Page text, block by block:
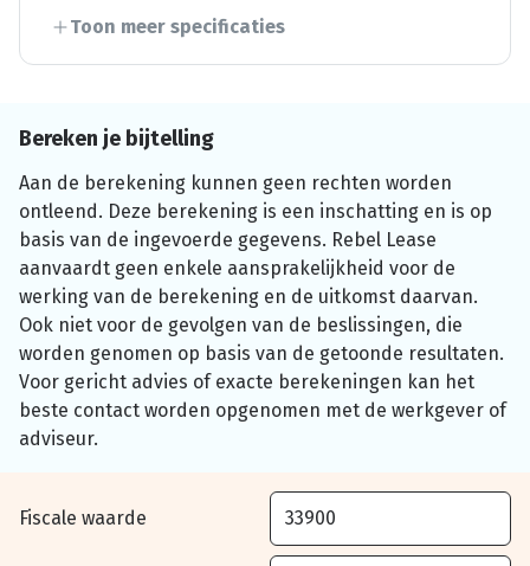
Toon meer specificaties
Bereken je bijtelling
Aan de berekening kunnen geen rechten worden
ontleend. Deze berekening is een inschatting en is op
basis van de ingevoerde gegevens. Rebel Lease
aanvaardt geen enkele aansprakelijkheid voor de
werking van de berekening en de uitkomst daarvan.
Ook niet voor de gevolgen van de beslissingen, die
worden genomen op basis van de getoonde resultaten.
Voor gericht advies of exacte berekeningen kan het
beste contact worden opgenomen met de werkgever of
adviseur.
Fiscale waarde